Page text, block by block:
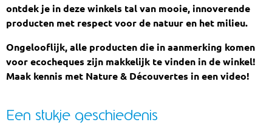
ontdek je in deze winkels tal van mooie, innoverende
producten met respect voor de natuur en het milieu.
Ongelooflijk, alle producten die in aanmerking komen
voor ecocheques zijn makkelijk te vinden in de winkel!
Maak kennis met Nature & Découvertes in een video!
Een stukje geschiedenis